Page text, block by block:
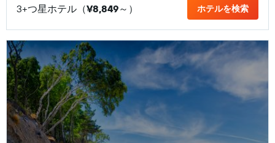
3+つ星ホテル（¥8,849​～） ホテルを検索